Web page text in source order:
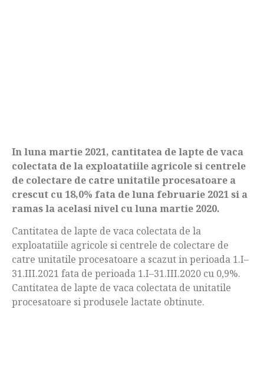
In luna martie 2021, cantitatea de lapte de vaca
colectata de la exploatatiile agricole si centrele
de colectare de catre unitatile procesatoare a
crescut cu 18,0% fata de luna februarie 2021 si a
ramas la acelasi nivel cu luna martie 2020.
Cantitatea de lapte de vaca colectata de la
exploatatiile agricole si centrele de colectare de
catre unitatile procesatoare a scazut in perioada 1.I–
31.III.2021 fata de perioada 1.I–31.III.2020 cu 0,9%.
Cantitatea de lapte de vaca colectata de unitatile
procesatoare si produsele lactate obtinute.